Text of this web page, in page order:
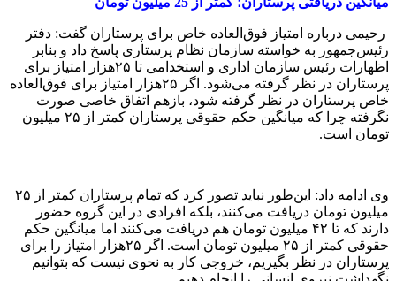
رئیس‌جمهور به خواسته سازمان نظام پرستاری پاسخ داد و بنابر
اظهارات رئیس سازمان اداری و استخدامی تا ۲۵هزار امتیاز برای
پرستاران در نظر گرفته می‌شود. اگر ۲۵هزار امتیاز برای فوق‌العاده
خاص پرستاران در نظر گرفته شود، بازهم اتفاق خاصی صورت
نگرفته چرا که میانگین حکم حقوقی پرستاران کمتر از ۲۵ میلیون
تومان است.
میلیون تومان دریافت می‌کنند، بلکه افرادی در این گروه حضور
دارند که تا ۴۲ میلیون تومان هم دریافت می‌کنند اما میانگین حکم
حقوقی کمتر از ۲۵ میلیون تومان است. اگر ۲۵هزار امتیاز را برای
پرستاران در نظر بگیریم، خروجی کار به نحوی نیست که بتوانیم
نگهداشت نیروی انسانی را انجام دهیم.